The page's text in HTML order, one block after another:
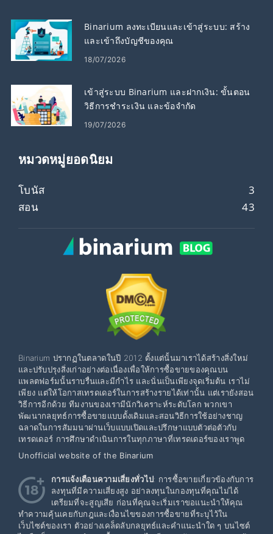
Binarium ลงทะเบียนและเข้าสู่ระบบ: สร้าง
และเข้าถึงบัญชีของคุณ
18/07/2026
เข้าสู่ระบบ Binarium และฝากเงิน: ขั้นตอน
วิธีการชำระเงิน และข้อจำกัด
19/07/2026
หมวดหมู่ยอดนิยม
โบนัส
3
สอน
43
Binarium ปรากฏในตลาดในปี 2012 ตั้งแต่นั้นมาเราได้สร้างสิ่งใหม่
และปรับปรุงสิ่งเก่าอย่างต่อเนื่องเพื่อให้การซื้อขายของคุณบน
แพลตฟอร์มนั้นราบรื่นและมีกำไร และนั่นเป็นเพียงจุดเริ่มต้น เราไม่
เพียง แต่ให้โอกาสเทรดเดอร์ในการสร้างรายได้เท่านั้น แต่เรายังสอน
วิธีการอีกด้วย ทีมงานของเรามีนักวิเคราะห์ระดับโลก พวกเขา
พัฒนากลยุทธ์การซื้อขายแบบดั้งเดิมและสอนวิธีการใช้อย่างชาญ
ฉลาดในการสัมมนาผ่านเว็บแบบเปิดและปรึกษาแบบตัวต่อตัวกับ
เทรดเดอร์ การศึกษาดำเนินการในทุกภาษาที่เทรดเดอร์ของเราพูด
Unofficial website of the Binarium
การแจ้งเตือนความเสี่ยงทั่วไป: การซื้อขายเกี่ยวข้องกับการ
ลงทุนที่มีความเสี่ยงสูง อย่าลงทุนในกองทุนที่คุณไม่ได้
เตรียมที่จะสูญเสีย ก่อนที่คุณจะเริ่มเราขอแนะนำให้คุณ
ทำความคุ้นเคยกับกฎและเงื่อนไขของการซื้อขายที่ระบุไว้ใน
เว็บไซต์ของเรา ตัวอย่างเคล็ดลับกลยุทธ์และคำแนะนำใด ๆ บนไซต์